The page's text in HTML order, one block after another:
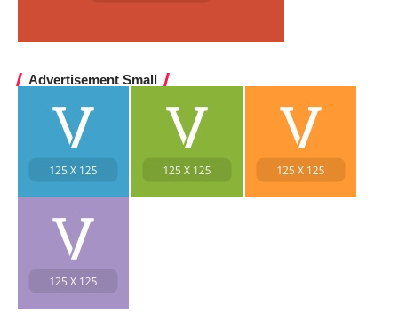
Advertisement Small